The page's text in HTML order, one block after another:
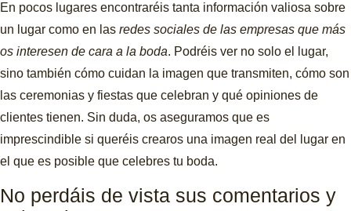
En pocos lugares encontraréis tanta información valiosa sobre
un lugar como en las redes sociales de las empresas que más
os interesen de cara a la boda. Podréis ver no solo el lugar,
sino también cómo cuidan la imagen que transmiten, cómo son
las ceremonias y fiestas que celebran y qué opiniones de
clientes tienen. Sin duda, os aseguramos que es
imprescindible si queréis crearos una imagen real del lugar en
el que es posible que celebres tu boda.
No perdáis de vista sus comentarios y